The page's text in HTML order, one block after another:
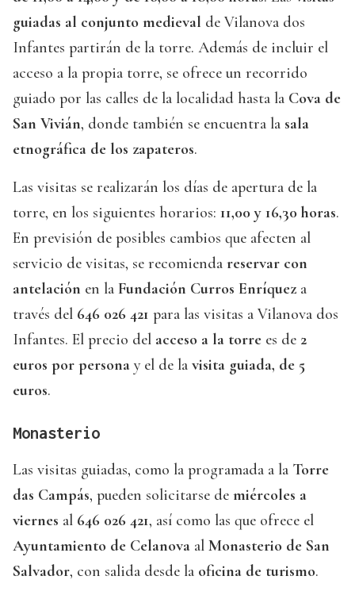
guiadas al conjunto medieval de Vilanova dos
Infantes partirán de la torre. Además de incluir el
acceso a la propia torre, se ofrece un recorrido
guiado por las calles de la localidad hasta la Cova de
San Vivián, donde también se encuentra la sala
etnográfica de los zapateros.
Las visitas se realizarán los días de apertura de la
torre, en los siguientes horarios: 11,00 y 16,30 horas.
En previsión de posibles cambios que afecten al
servicio de visitas, se recomienda reservar con
antelación en la Fundación Curros Enríquez a
través del 646 026 421 para las visitas a Vilanova dos
Infantes. El precio del acceso a la torre es de 2
euros por persona y el de la visita guiada, de 5
euros.
Monasterio
Las visitas guiadas, como la programada a la Torre
das Campás, pueden solicitarse de miércoles a
viernes al 646 026 421, así como las que ofrece el
Ayuntamiento de Celanova al Monasterio de San
Salvador, con salida desde la oficina de turismo.